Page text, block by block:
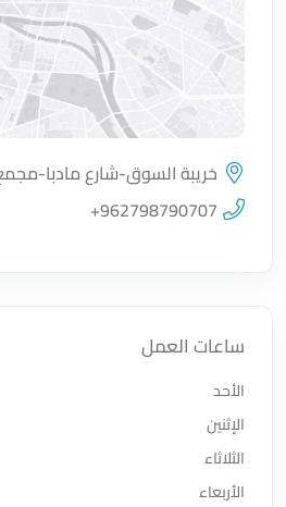
اضغط لتحميل الموقع
خريبة السوق-شارع مادبا-
+962798790707
ساعات العمل
الأحد
الإثنين
الثلاثاء
الأربعاء